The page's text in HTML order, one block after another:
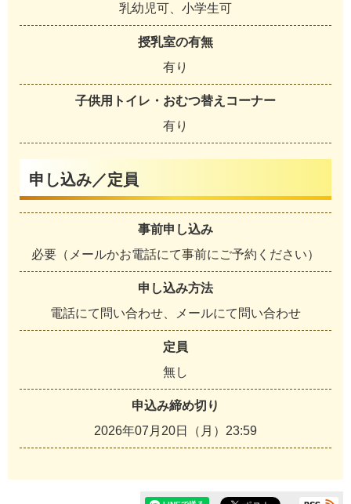
乳幼児可、小学生可
授乳室の有無
有り
子供用トイレ・おむつ替えコーナー
有り
申し込み／定員
事前申し込み
必要（メールかお電話にて事前にご予約ください）
申し込み方法
電話にて問い合わせ、メールにて問い合わせ
定員
無し
申込み締め切り
2026年07月20日（月）23:59